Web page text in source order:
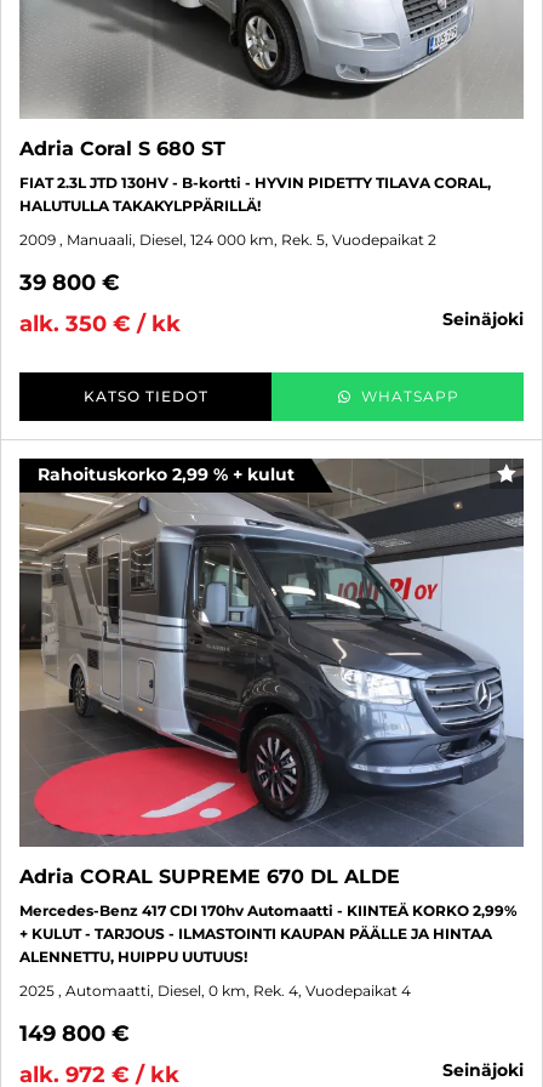
Adria Coral S 680 ST
FIAT 2.3L JTD 130HV - B-kortti - HYVIN PIDETTY TILAVA CORAL,
HALUTULLA TAKAKYLPPÄRILLÄ!
2009 , Manuaali, Diesel, 124 000 km, Rek. 5, Vuodepaikat 2
39 800 €
alk. 350 € / kk
seinäjoki
KATSO TIEDOT WHATSAPP
Rahoituskorko 2,99 % + kulut
Adria CORAL SUPREME 670 DL ALDE
Mercedes-Benz 417 CDI 170hv Automaatti - KIINTEÄ KORKO 2,99%
+ KULUT - TARJOUS - ILMASTOINTI KAUPAN PÄÄLLE JA HINTAA
ALENNETTU, HUIPPU UUTUUS!
2025 , Automaatti, Diesel, 0 km, Rek. 4, Vuodepaikat 4
149 800 €
alk. 972 € / kk
seinäjoki